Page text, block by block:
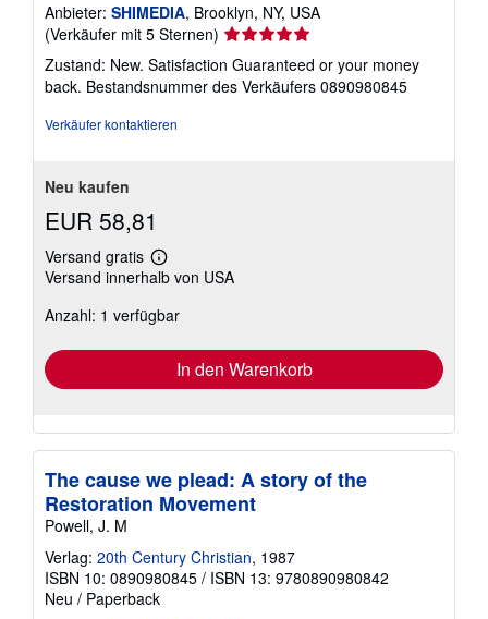
Anbieter: SHIMEDIA, Brooklyn, NY, USA
(Verkäufer mit 5 Sternen) Verkäuferbewertung
von
5
Zustand: New. Satisfaction Guaranteed or your money
back. Bestandsnummer des Verkäufers 0890980845
Verkäufer kontaktieren
Neu kaufen
EUR 58,81
Versand gratis
Weitere
Informationen
Versandkosten
Versand innerhalb von USA
Anzahl: 1 verfügbar
In den Warenkorb
The cause we plead: A story of the
Restoration Movement
Powell, J. M
Verlag: 20th Century Christian, 1987
ISBN 10: 0890980845 / ISBN 13: 9780890980842
Neu / Paperback